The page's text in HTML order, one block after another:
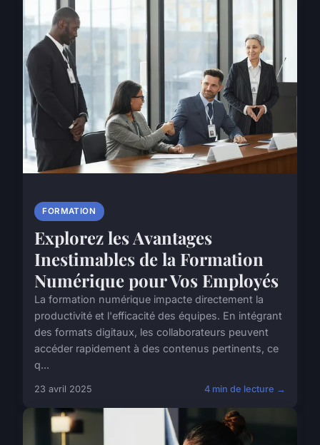
FORMATION
Explorez les Avantages
Inestimables de la Formation
Numérique pour Vos Employés
La formation numérique impacte directement la
productivité et l'efficacité des équipes. En intégrant
des formats digitaux, les collaborateurs peuvent
accéder rapidement à des contenus pertinents, ce
q...
23 avril 2025 4 min de lecture →